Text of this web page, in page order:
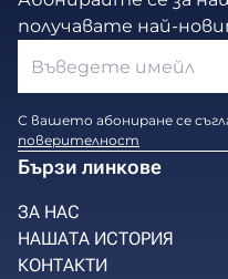
получавате най-
С вашето абониране се
поверителност
Бързи линкове
ЗА НАС
НАШАТА ИСТОРИЯ
КОНТАКТИ